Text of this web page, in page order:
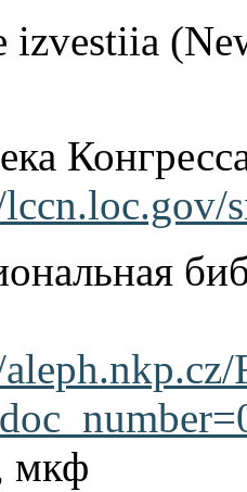
izvestiia
мкф